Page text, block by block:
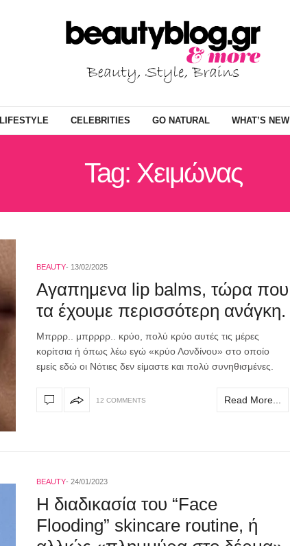
LIFESTYLE CELEBRITIES GO NATURAL WHAT’S NEW
Tag: Χειμώνας
BEAUTY 13/02/2025
Αγαπημενα lip balms, τώρα που
τα έχουμε περισσότερη ανάγκη.
Mπρρρ.. μπρρρρ.. κρύο, πολύ κρύο αυτές τις μέρες
κορίτσια ή όπως λέω εγώ «κρύο Λονδίνου» στο οποίο
εμείς εδώ οι Νότιες δεν είμαστε και πολύ συνηθισμένες.
12 COMMENTS Read More...
BEAUTY 24/01/2023
Η διαδικασία του “Face
Flooding” skincare routine, ή